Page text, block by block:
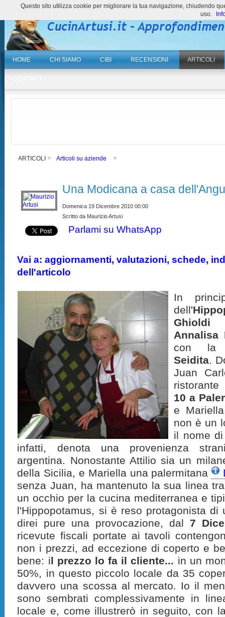
HOME CHI SIAMO CIBI RECENSIONI ARTICOLI
ARTICOLI Articoli su aziende
Una Modicana a casa
Domenica 19 Dicembre 2010 00:00
Scritto da Maurizio Artusi
Parlami su WhatsApp
Vai a: aggiornamenti, valutazioni, schede,
dell'articolo
In
dell'
Ghioldi
Annalisa
con la
Seidita.
Juan
10 a
e
non è un
il nome
infatti, denota una provenienza
argentina. Nonostante Attilio sia un
della Sicilia, e Mariella una palermitana
senza Juan, ha mantenuto la sua linea
un occhio per la cucina mediterranea e
l'Hippopotamus, si è reso protagonista di
direi pure una provocazione, dal 7
ricevute fiscali portate ai tavoli
non i prezzi, ad eccezione di coperto e
bene: il prezzo lo fa il cliente... in un
50%, in questo piccolo locale da 35
davvero una scossa al mercato. Io il
sono sembrati complessivamente in
locale e, come illustrerò in seguito, con
Questo sito utilizza cookie per migliorare la tua navigazione, chiudendo
uso.